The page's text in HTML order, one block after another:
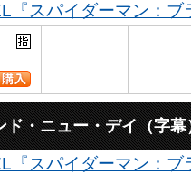
『スパイダーマン：
・ニュー・デイ（字幕
『スパイダーマン：